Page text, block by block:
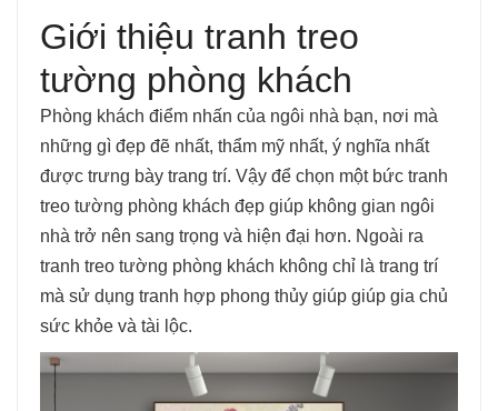
Giới thiệu tranh treo
tường phòng khách
Phòng khách điểm nhấn của ngôi nhà bạn, nơi mà
những gì đẹp đẽ nhất, thẩm mỹ nhất, ý nghĩa nhất
được trưng bày trang trí. Vậy để chọn một bức tranh
treo tường phòng khách đẹp giúp không gian ngôi
nhà trở nên sang trọng và hiện đại hơn. Ngoài ra
tranh treo tường phòng khách không chỉ là trang trí
mà sử dụng tranh hợp phong thủy giúp giúp gia chủ
sức khỏe và tài lộc.